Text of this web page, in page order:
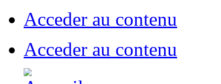
Acceder au contenu
Acceder au contenu